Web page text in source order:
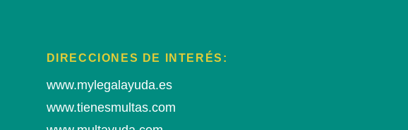
DIRECCIONES DE INTERÉS:
www.mylegalayuda.es
www.tienesmultas.com